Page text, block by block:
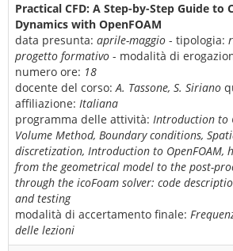
Practical CFD: A Step-by-Step Guide
Dynamics with OpenFOAM
data presunta: aprile-maggio - tipologia:
progetto formativo - modalità di
numero ore: 18
docente del corso:A. Tassone, S. Siriano
affiliazione: Italiana
programma delle attività: Introduction to
Volume Method, Boundary conditions,
discretization, Introduction to OpenFOAM,
from the geometrical model to the post-
through the icoFoam solver: code
and testing
modalità di accertamento finale:
delle lezioni